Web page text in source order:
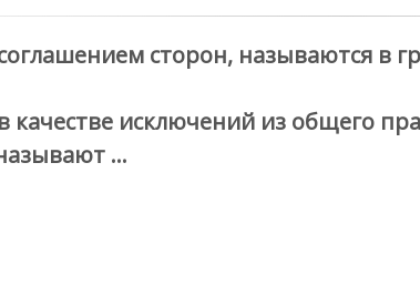
сторон, называются в
качестве исключений из общего
…